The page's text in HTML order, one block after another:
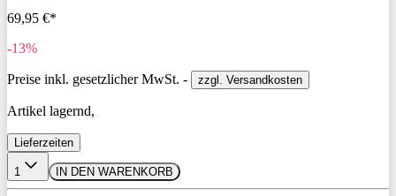
69,95 €*
-13%
Preise inkl. gesetzlicher MwSt. - zzgl. Versandkosten
Artikel lagernd,
Lieferzeiten
1 IN DEN WARENKORB